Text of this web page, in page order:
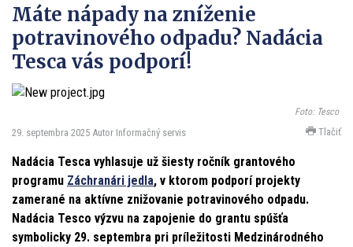
Máte nápady na zníženie
potravinového odpadu? Nadácia
Tesca vás podporí!
Foto: Tesco
29. septembra 2025 Autor Informačný servis Tlačiť
Nadácia Tesca vyhlasuje už šiesty ročník grantového
programu Záchranári jedla, v ktorom podporí projekty
zamerané na aktívne znižovanie potravinového odpadu.
Nadácia Tesco výzvu na zapojenie do grantu spúšťa
symbolicky 29. septembra pri príležitosti Medzinárodného